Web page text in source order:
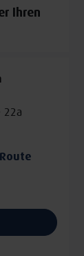
Ihren
22a
Route